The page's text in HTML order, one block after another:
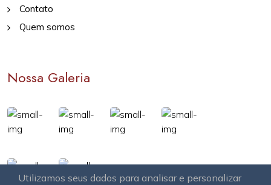
Utilizamos seus dados para analisar e personalizar
Contato
Quem somos
Nossa Galeria